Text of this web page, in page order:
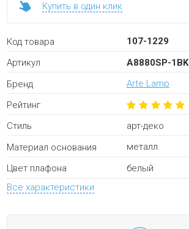
Купить в один клик
Код товара
107-1229
Артикул
A8880SP-1BK
Бренд
Arte Lamp
Рейтинг
Стиль
арт-деко
Материал основания
металл
Цвет плафона
белый
Все характеристики